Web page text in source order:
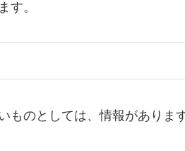
す。
ものとしては、情報があります